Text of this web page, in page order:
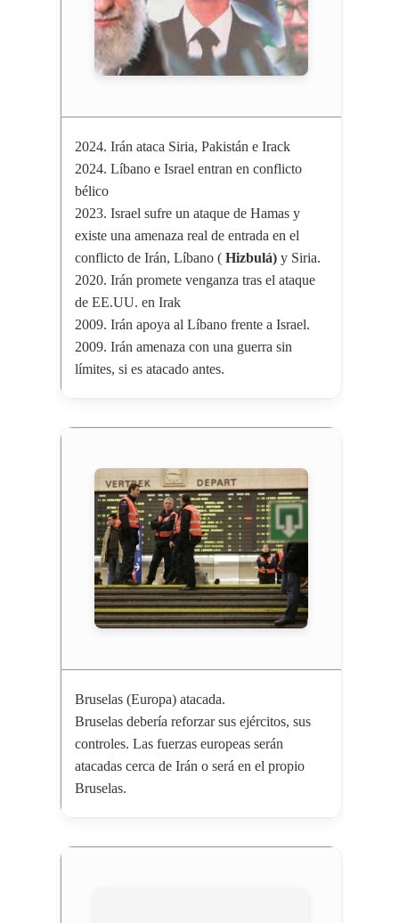
2024. Irán ataca Siria, Pakistán e Irack
2024. Líbano e Israel entran en conflicto
bélico
2023. Israel sufre un ataque de Hamas y
existe una amenaza real de entrada en el
conflicto de Irán, Líbano ( Hizbulá) y Siria.
2020. Irán promete venganza tras el ataque
de EE.UU. en Irak
2009. Irán apoya al Líbano frente a Israel.
2009. Irán amenaza con una guerra sin
límites, si es atacado antes.
Bruselas (Europa) atacada.
Bruselas debería reforzar sus ejércitos, sus
controles. Las fuerzas europeas serán
atacadas cerca de Irán o será en el propio
Bruselas.